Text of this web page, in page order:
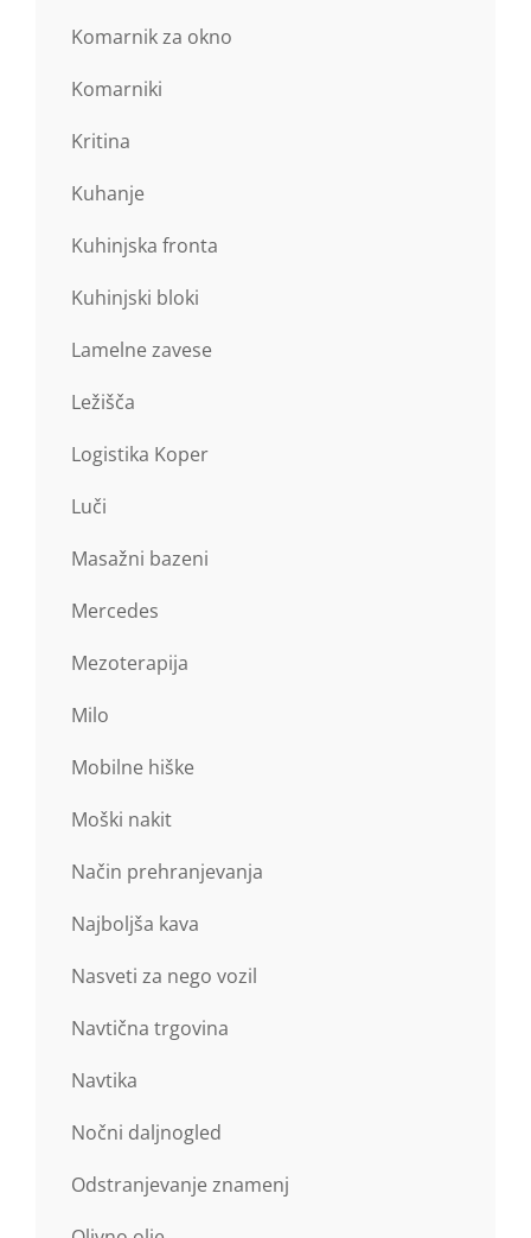
Komarnik za okno
Komarniki
Kritina
Kuhanje
Kuhinjska fronta
Kuhinjski bloki
Lamelne zavese
Ležišča
Logistika Koper
Luči
Masažni bazeni
Mercedes
Mezoterapija
Milo
Mobilne hiške
Moški nakit
Način prehranjevanja
Najboljša kava
Nasveti za nego vozil
Navtična trgovina
Navtika
Nočni daljnogled
Odstranjevanje znamenj